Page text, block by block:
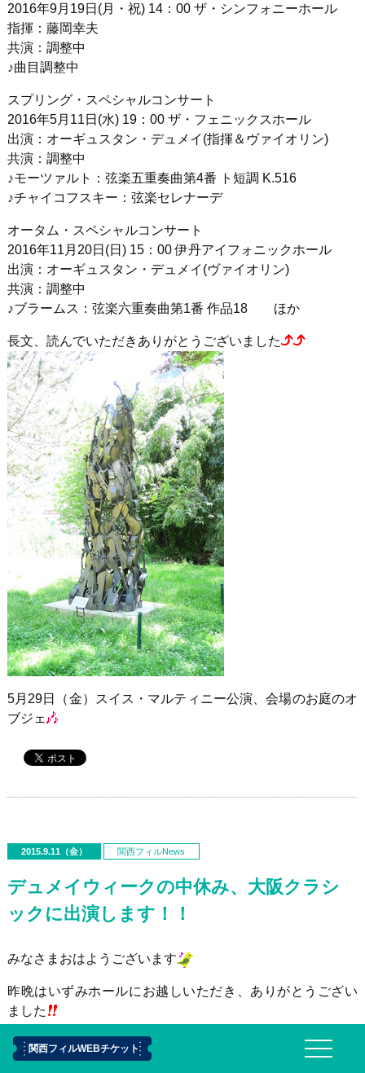
2016年9月19日(月・祝) 14：00 ザ・シンフォニーホール
指揮：藤岡幸夫
共演：調整中
♪曲目調整中
スプリング・スペシャルコンサート
2016年5月11日(水) 19：00 ザ・フェニックスホール
出演：オーギュスタン・デュメイ(指揮＆ヴァイオリン)
共演：調整中
♪モーツァルト：弦楽五重奏曲第4番 ト短調 K.516
♪チャイコフスキー：弦楽セレナーデ
オータム・スペシャルコンサート
2016年11月20日(日) 15：00 伊丹アイフォニックホール
出演：オーギュスタン・デュメイ(ヴァイオリン)
共演：調整中
♪ブラームス：弦楽六重奏曲第1番 作品18 ほか
長文、読んでいただきありがとうございました
5月29日（金）スイス・マルティニー公演、会場のお庭のオ
ブジェ
2015.9.11（金） 関西フィルNews
デュメイウィークの中休み、大阪クラシ
ックに出演します！！
みなさまおはようございます
昨晩はいずみホールにお越しいただき、ありがとうござい
ました
11日（金）と12日（土）は、オーケストラのお仕事として
はお休みですが、
関西フィルWEBチケット